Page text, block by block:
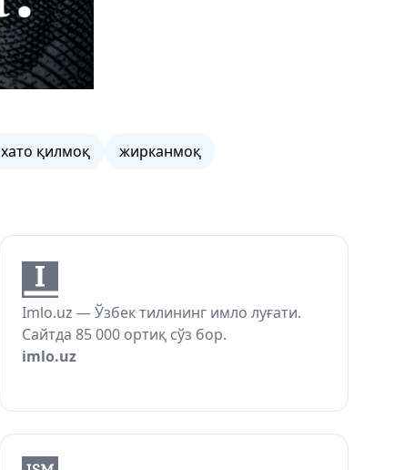
хато қилмоқ жирканмоқ
Imlo.uz — Ўзбек тилининг имло луғати.
Сайтда 85 000 ортиқ сўз бор.
imlo.uz